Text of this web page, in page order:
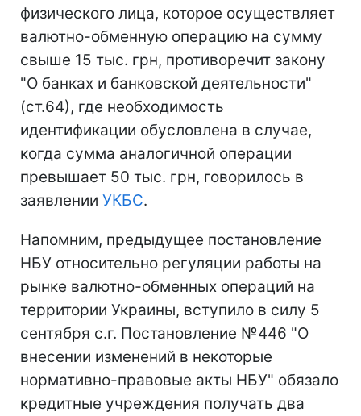
физического лица, которое осуществляет
валютно-обменную операцию на сумму
свыше 15 тыс. грн, противоречит закону
"О банках и банковской деятельности"
(ст.64), где необходимость
идентификации обусловлена в случае,
когда сумма аналогичной операции
превышает 50 тыс. грн, говорилось в
заявлении УКБС.
Напомним, предыдущее постановление
НБУ относительно регуляции работы на
рынке валютно-обменных операций на
территории Украины, вступило в силу 5
сентября с.г. Постановление №446 "О
внесении изменений в некоторые
нормативно-правовые акты НБУ" обязало
кредитные учреждения получать два